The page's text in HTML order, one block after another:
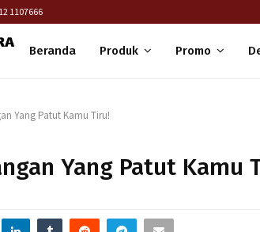
1107666
Beranda Produk Promo
Yang Patut Kamu Tiru!
Yang Patut Kamu